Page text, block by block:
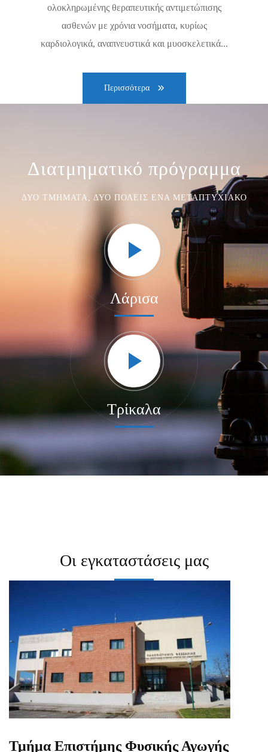
ολοκληρωμένης θεραπευτικής αντιμετώπισης
ασθενών με χρόνια νοσήματα, κυρίως
καρδιολογικά, αναπνευστικά και μυοσκελετικά...
Περισσότερα
Διατμηματικό πρόγραμμα
ΔΎΟ ΤΜΉΜΑΤΑ, ΔΎΟ ΠΌΛΕΙΣ ΈΝΑ ΜΕΤΑΠΤΥΧΙΑΚΌ
Λάρισα
Τρίκαλα
Οι εγκαταστάσεις μας
Τμήμα Επιστήμης Φυσικής Αγωγής